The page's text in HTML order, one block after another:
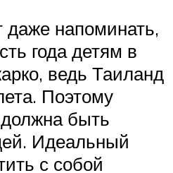
напоминать,
года детям в
ведь Таиланд
Поэтому
быть
Идеальный
с собой